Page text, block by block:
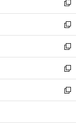
く
で
開
く
ド
ウ
で
開
く
ィ
ン
ド
ウ
で
開
く
い
ウ
ィ
ン
ド
ウ
で
開
く
新
し
い
ウ
ィ
ン
ド
ウ
で
開
新
し
い
ウ
ィ
ン
ド
ウ
新
し
い
ウ
ィ
ン
新
し
い
ウ
新
し